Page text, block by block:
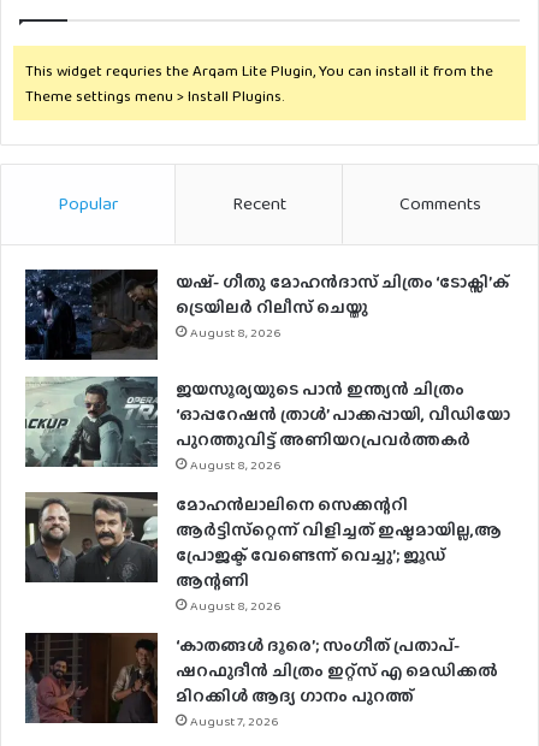
This widget requries the Arqam Lite Plugin, You can install it from the
Theme settings menu > Install Plugins.
Popular Recent Comments
യഷ്- ​ഗീതു മോഹൻദാസ് ചിത്രം ‘ടോക്സി’ക്
ട്രെയിലർ റിലീസ് ചെയ്തു
August 8, 2026
ജയസൂര്യയുടെ പാൻ ഇന്ത്യൻ ചിത്രം
‘ഓപ്പറേഷൻ ത്രാൾ’ പാക്കപ്പായി, വീഡിയോ
പുറത്തുവിട്ട് അണിയറപ്രവർത്തകർ
August 8, 2026
മോഹന്‍ലാലിനെ സെക്കന്ററി
ആര്‍ട്ടിസ്‌റ്റെന്ന് വിളിച്ചത് ഇഷ്ടമായില്ല,ആ
പ്രോജക്ട് വേണ്ടെന്ന് വെച്ചു’; ജൂഡ്
ആന്റണി
August 8, 2026
‘കാതങ്ങൾ ദൂരെ’; സംഗീത് പ്രതാപ്-
ഷറഫുദീൻ ചിത്രം ഇറ്റ്സ് എ മെഡിക്കൽ
മിറക്കിൾ ആദ്യ ഗാനം പുറത്ത്
August 7, 2026